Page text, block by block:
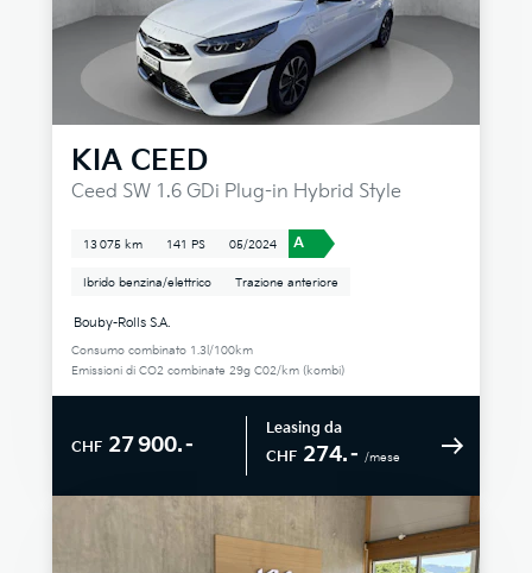
KIA CEED
Ceed SW 1.6 GDi Plug-in Hybrid Style
13 075 km 141 PS 05/2024 A
Ibrido benzina/elettrico Trazione anteriore
Bouby-Rolls S.A.
Consumo combinato 1.3l/100km
Emissioni di CO2 combinate 29g C02/km (kombi)
CHF 27 900.–
Leasing da
CHF 274.– /mese